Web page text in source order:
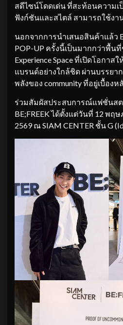
สดีไซน์โดดเด่น ที่สะท้อนความเ
ฟังก์ชันและสไตล์ สามารถใช้งา
นอกจากการนำเสนอสินค้าแล้ว
POP-UP ครั้งนี้เป็นมากกว่าพื้น
Experience Space ที่เปิดโอกา
แบรนด์อย่างใกล้ชิด ผ่านบรรย
พลังของ community ที่อยู่เบื้องห
ร่วมสัมผัสประสบการณ์แฟชั่นส
BE;FREEK ได้ตั้งแต่วันที่ 12 พฤ
2569 ณ SIAM CENTER ชั้น G